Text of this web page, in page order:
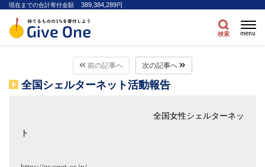
現在までの合計寄付金額 389,384,289円
検索 menu
前の記事へ 次の記事へ
全国シェルターネット活動報告
全国女性シェルターネッ
ト